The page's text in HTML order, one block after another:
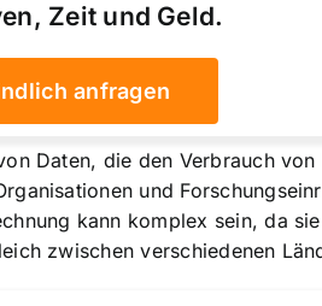
Zeit und Geld.
anfragen
Daten, die den Verbrauch
und
kann komplex sein, da
zwischen verschiedenen